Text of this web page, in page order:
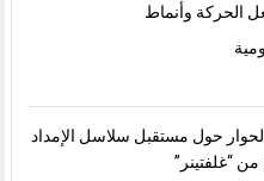
الحركة وأنماط
للاستثمار 2026” يعزز الحوار حول مستقبل سلاسل الإمداد
“غلفتينر”